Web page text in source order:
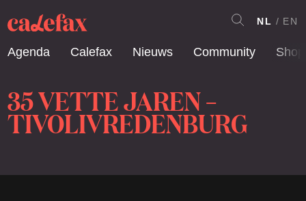
Agenda Calefax Nieuws Community Shop
NL EN
35 VETTE JAREN –
TIVOLIVREDENBURG